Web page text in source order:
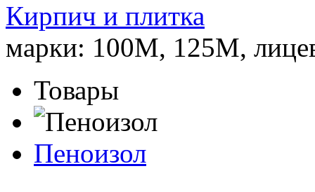
Кирпич и плитка
марки: 100М, 125М,
Товары
Пеноизол